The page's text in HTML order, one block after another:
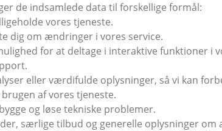
de indsamlede data til forskellige formål:
vores tjeneste.
dig om ændringer i vores service.
for at deltage i interaktive funktioner i
eller værdifulde oplysninger, så vi kan
af vores tjeneste.
og løse tekniske problemer.
særlige tilbud og generelle oplysninger